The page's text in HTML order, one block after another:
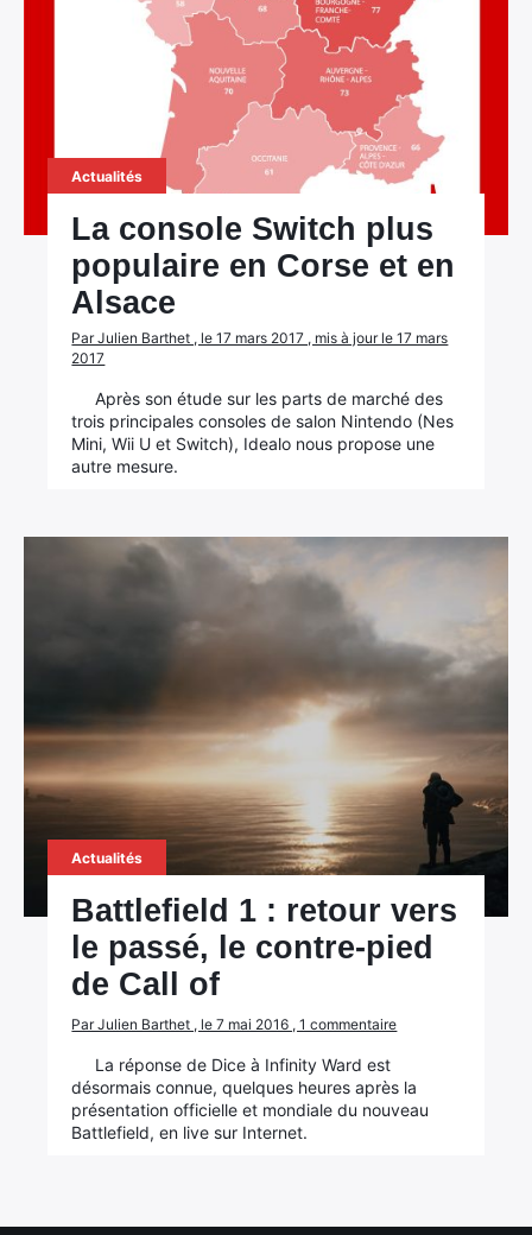
Actualités
La console Switch plus
populaire en Corse et en
Alsace
Par Julien Barthet , le 17 mars 2017 , mis à jour le 17 mars
2017
Après son étude sur les parts de marché des
trois principales consoles de salon Nintendo (Nes
Mini, Wii U et Switch), Idealo nous propose une
autre mesure.
Actualités
Battlefield 1 : retour vers
le passé, le contre-pied
de Call of
Par Julien Barthet , le 7 mai 2016 , 1 commentaire
La réponse de Dice à Infinity Ward est
désormais connue, quelques heures après la
présentation officielle et mondiale du nouveau
Battlefield, en live sur Internet.
×
Rechercher
: